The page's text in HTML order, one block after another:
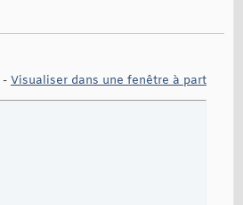
- Visualiser dans une fenêtre à part